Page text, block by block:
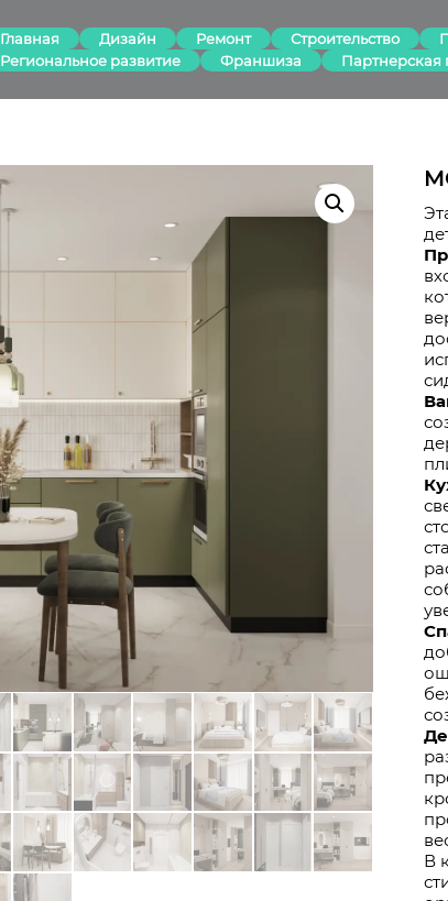
Главная Дизайн Ремонт Строительство
Региональное развитие
Франшиза Партнерская
В